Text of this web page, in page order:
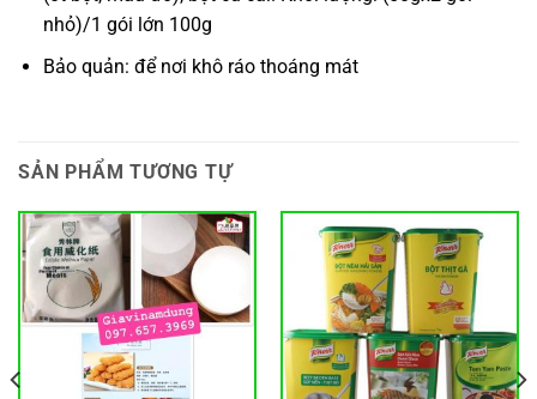
nhỏ)/1 gói lớn 100g
Bảo quản: để nơi khô ráo thoáng mát
SẢN PHẨM TƯƠNG TỰ